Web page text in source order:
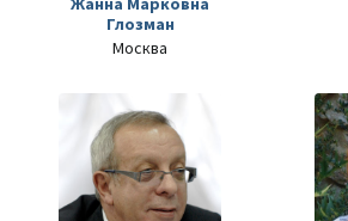
Глозман
Москва